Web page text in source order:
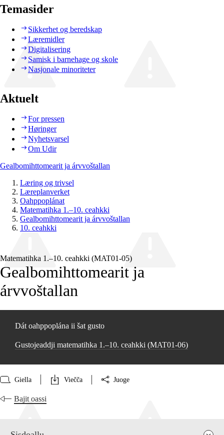
Temasider
Sikkerhet og beredskap
Læremidler
Digitalisering
Samisk i barnehage og skole
Nasjonale minoriteter
Aktuelt
For pressen
Høringer
Nyhetsvarsel
Om Udir
Gealbomihttomearit ja árvvoštallan
Læring og trivsel
Læreplanverket
Oahppoplánat
Matematihka 1.–10. ceahkki
Gealbomihttomearit ja árvvoštallan
10. ceahkki
Matematihka 1.–10. ceahkki (MAT01‑05)
Gealbomihttomearit ja
árvvoštallan
Dát oahppoplána ii šat gusto
Gustojeaddji matematihka 1.–10. ceahkki (MAT01‑06)
Giella Viečča Juoge
Bajit oassi